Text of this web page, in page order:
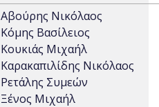
Αβούρης Νικόλαος
Κόμης Βασίλειος
Κουκιάς Μιχαήλ
Καρακαπιλίδης Νικόλαος
Ρετάλης Συμεών
Ξένος Μιχαήλ